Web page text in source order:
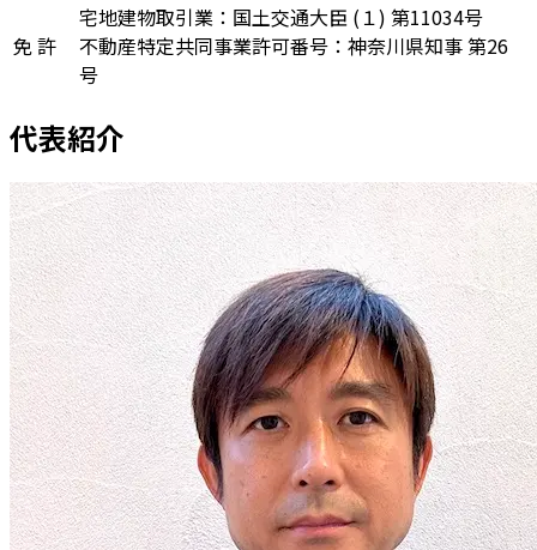
免 許
宅地建物取引業：国土交通大臣 (１) 第11034号
不動産特定共同事業許可番号：神奈川県知事 第26
号
代表紹介